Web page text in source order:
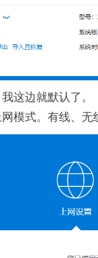
这边就默认了。
模式。有线、无